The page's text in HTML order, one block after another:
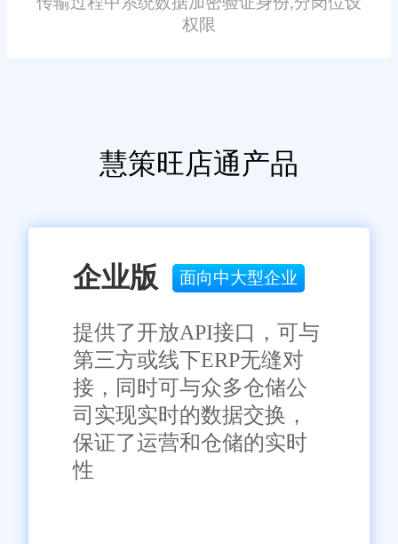
效率和市场竞争力。未来，随着
场竞争中脱颖而出。
站对于您因信赖该信息引起的损失概不负责。本网站发布的部分内
容，包括但不限于文字、图片、标识、广告、商标、域名等，除特
权限
慧策旺店通产品
企业版 面向中大型企业
提供了开放API接口，可与
第三方或线下ERP无缝对
接，同时可与众多仓储公
司实现实时的数据交换，
保证了运营和仓储的实时
性